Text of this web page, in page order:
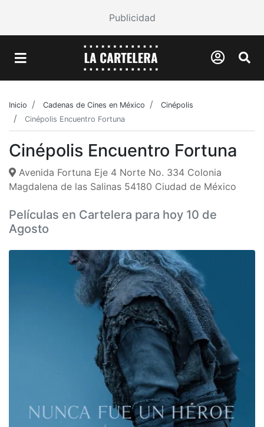
Publicidad
Inicio Cadenas de Cines en México
Cinépolis
Cinépolis Encuentro Fortuna
Cinépolis Encuentro Fortuna
Avenida Fortuna Eje 4 Norte No. 334 Colonia
Magdalena de las Salinas 54180 Ciudad de México
Películas en Cartelera para hoy 10 de
Agosto